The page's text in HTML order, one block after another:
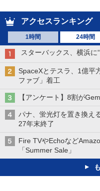
アクセスランキング
1時間 24時間
スターバックス、横浜に
SpaceXとテスラ、1億平
ファブ」着工
【アンケート】8割が
パナ、蛍光灯を置き換え
27年末終了
Fire TVやEchoなど
「Summer Sale」